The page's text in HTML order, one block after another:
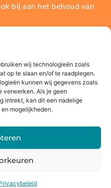
wij technologieën zoals
op te slaan en/of te raadplegen.
kunnen wij gegevens zoals
verwerken. Als je geen
intrekt, kan dit een nadelige
mogelijkheden.
bij aan het behoud van
Fysieke
winkel
Webwink
el